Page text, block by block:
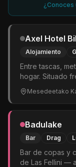
¿Conoces
Axel Hotel
Alojamiento
Entre tascas,
hogar. Situado
este hotel es
etiquetas se
Mesedeetako
Badulake
Bar Drag
Bar de copas y
de Las Fellini —